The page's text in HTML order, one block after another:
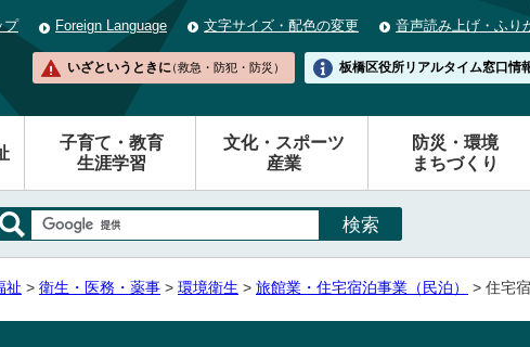
プ Foreign Language 文字サイズ・配色の変更 音声読み上げ・ふり
いざというときに（救急・防犯・防災） 板橋区役所リアルタイム窓口情
子育て・教育
生涯学習
文化・スポーツ
産業
防災・環境
まちづくり
祉 > 衛生・医務・薬事 > 環境衛生 > 旅館業・住宅宿泊事業（民泊） > 住宅